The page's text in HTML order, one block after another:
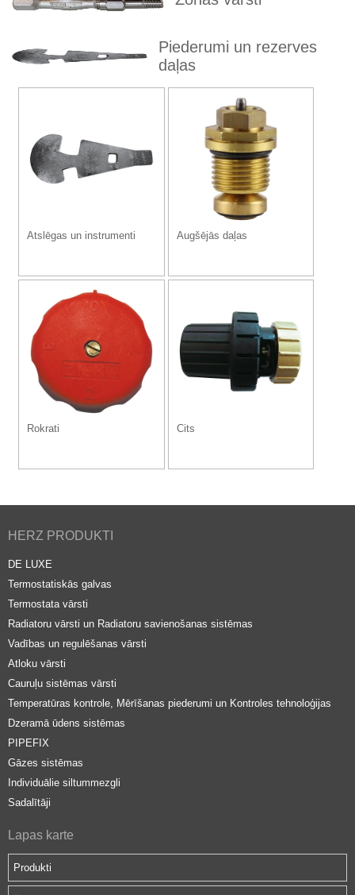
Piederumi un rezerves
daļas
Atslēgas un instrumenti Augšējās daļas
Rokrati Cits
HERZ PRODUKTI
DE LUXE
Termostatiskās galvas
Termostata vārsti
Radiatoru vārsti un Radiatoru savienošanas sistēmas
Vadības un regulēšanas vārsti
Atloku vārsti
Cauruļu sistēmas vārsti
Temperatūras kontrole, Mērīšanas piederumi un Kontroles tehnoloģijas
Dzeramā ūdens sistēmas
PIPEFIX
Gāzes sistēmas
Individuālie siltummezgli
Sadalītāji
Lapas karte
Produkti